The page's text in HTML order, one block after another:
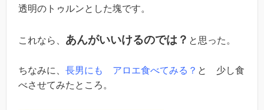
透明のトゥルンとした塊です。
これなら、 あんがいいけるのでは？ と思った。
ちなみに、 長男にも アロエ食べてみる？ と 少し食
べさせてみたところ。